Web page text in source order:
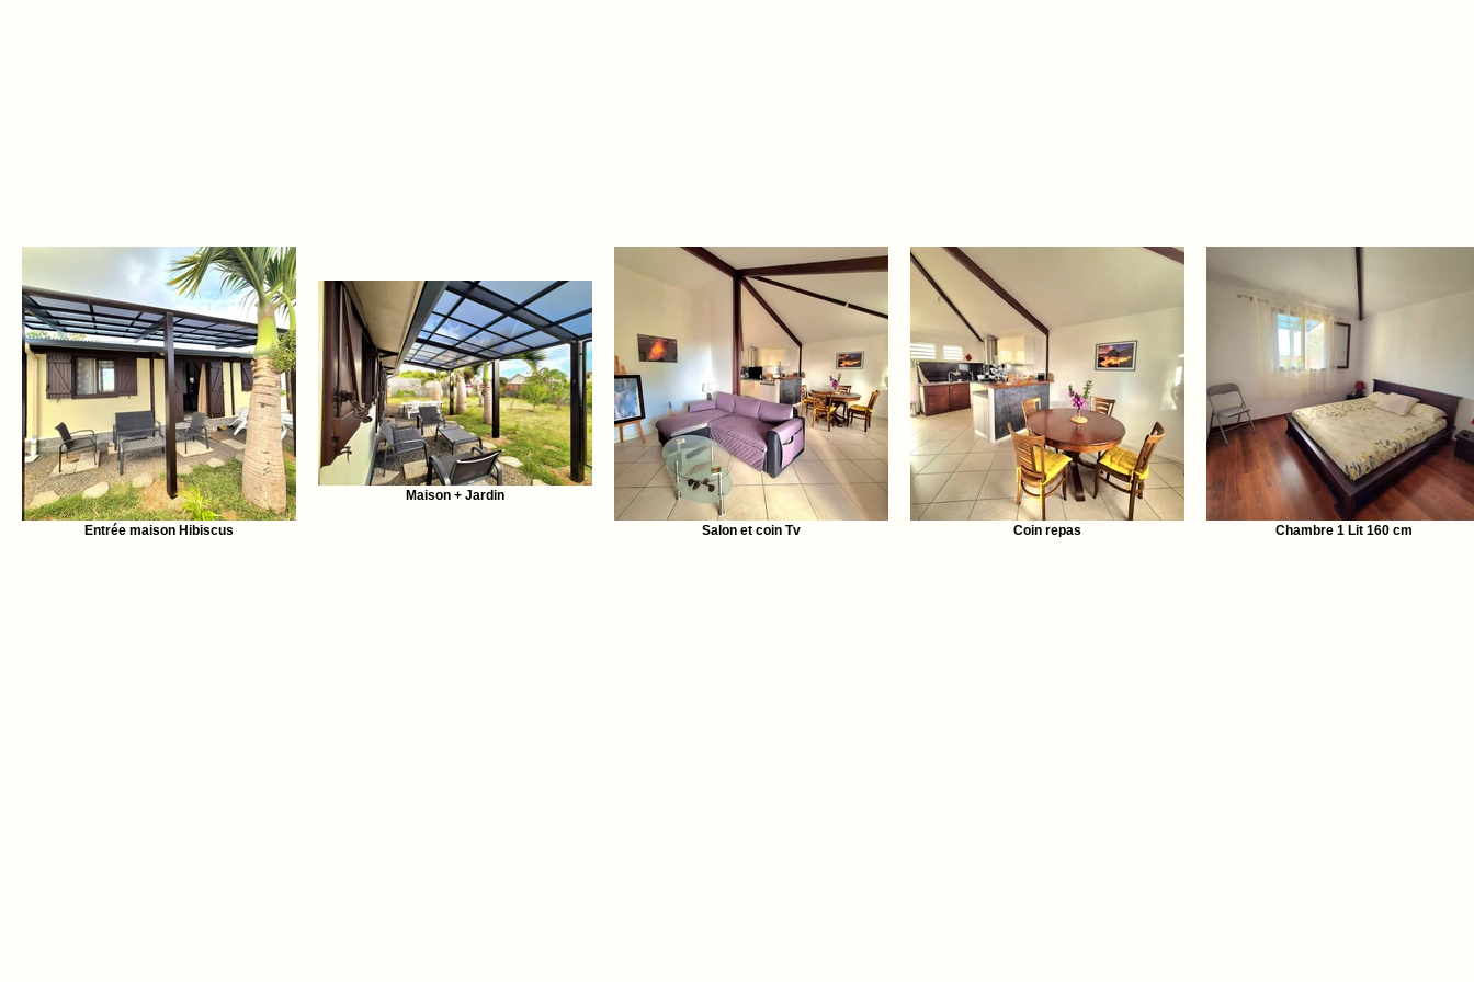
Entrée maison Hibiscus
Maison + Jardin
Salon et coin Tv Coin repas Chambre 1 Lit 160 cm